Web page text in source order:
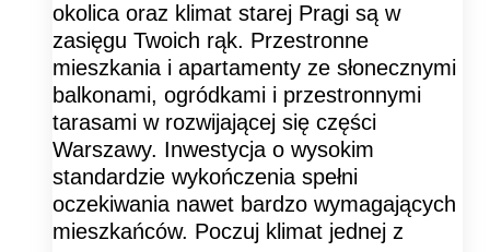
okolica oraz klimat starej Pragi są w
zasięgu Twoich rąk. Przestronne
mieszkania i apartamenty ze słonecznymi
balkonami, ogródkami i przestronnymi
tarasami w rozwijającej się części
Warszawy. Inwestycja o wysokim
standardzie wykończenia spełni
oczekiwania nawet bardzo wymagających
mieszkańców. Poczuj klimat jednej z